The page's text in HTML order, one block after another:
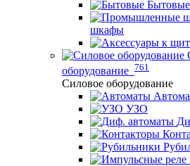
Бытовые
шкафы
оборудование 761
Силовое оборудование
УЗО